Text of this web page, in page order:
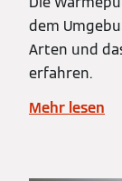
dem
Arten und
erfahren.
Mehr lesen